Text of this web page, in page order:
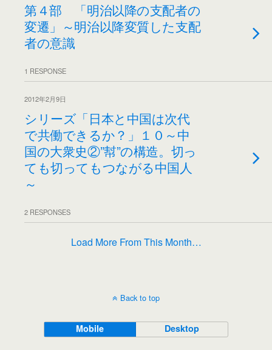
第４部 「明治以降の支配者の
変遷」～明治以降変質した支配
者の意識
1 RESPONSE
2012年2月9日
シリーズ「日本と中国は次代
で共働できるか？」１０～中
国の大衆史②”幇”の構造。切っ
ても切ってもつながる中国人
～
2 RESPONSES
Load More From This Month…
Back to top
Mobile Desktop